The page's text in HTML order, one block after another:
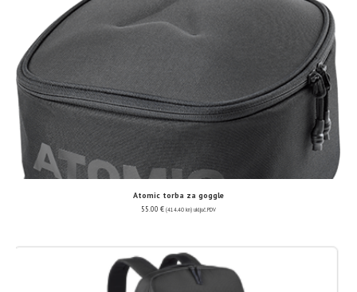
Atomic torba za goggle
55.00 € (414.40 kn) uključ. PDV